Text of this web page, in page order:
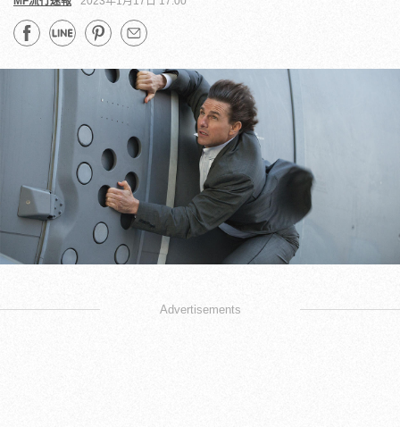
Advertisements